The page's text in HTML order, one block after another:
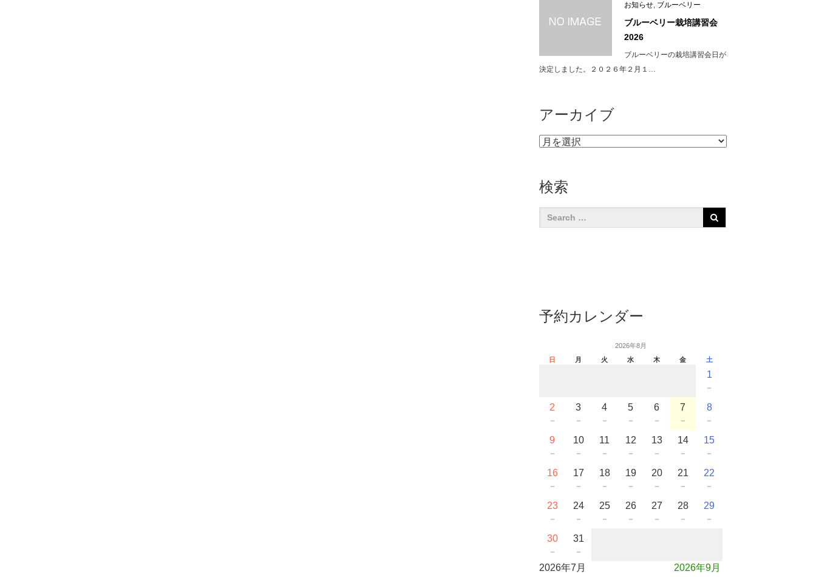
お知らせ, ブルーベリー
ブルーベリー栽培講習会
2026
ブルーベリーの栽培講習会日が
決定しました。２０２６年２月１…
アーカイブ
ア
イ
ブ
検索
予約カレンダー
2026年8月
日
月 火 水 木 金 土
1
－
2
－
3
－
4
－
5
－
6
－
7
－
8
－
9
－
10
－
11
－
12
－
13
－
14
－
15
－
16
－
17
－
18
－
19
－
20
－
21
－
22
－
23
－
24
－
25
－
26
－
27
－
28
－
29
－
30
－
31
－
2026年7月 2026年9月